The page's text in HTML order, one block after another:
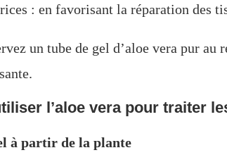
: en favorisant la réparation des
un tube de gel d’aloe vera pur
l’aloe vera pour traiter
à partir de la plante